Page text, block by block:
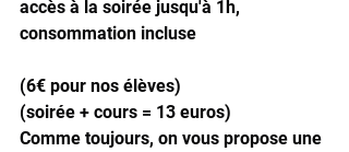
accès à la soirée jusqu'à 1h,
consommation incluse
(6€ pour nos élèves)
(soirée + cours = 13 euros)
Comme toujours, on vous propose une